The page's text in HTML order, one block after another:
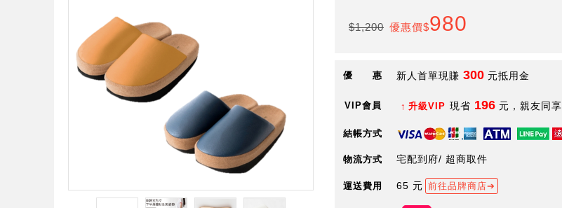
$1,200 優惠價$980
優 惠 新人首單現賺 300 元抵用金
VIP會員 升級VIP 現省 196 元，親友同享
結帳方式
物流方式 宅配到府/ 超商取件
運送費用 65 元 前往品牌商店